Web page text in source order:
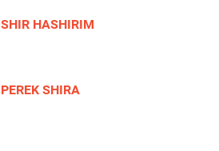
SHIR HASHIRIM
PEREK SHIRA